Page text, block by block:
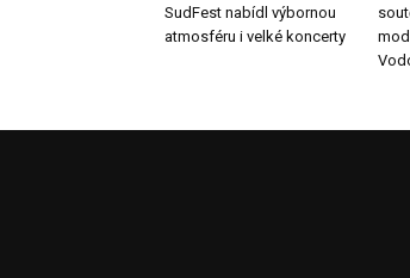
SudFest nabídl výbornou
atmosféru i velké koncerty